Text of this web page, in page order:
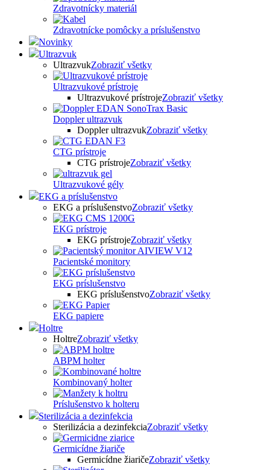
Zdravotnícky materiál
Zdravotnícke pomôcky a príslušenstvo
Novinky
Ultrazvuk
UltrazvukZobraziť všetky
Ultrazvukové prístroje
Ultrazvukové prístrojeZobraziť všetky
Doppler ultrazvuk
Doppler ultrazvukZobraziť všetky
CTG prístroje
CTG prístrojeZobraziť všetky
Ultrazvukové gély
EKG a príslušenstvo
EKG a príslušenstvoZobraziť všetky
EKG prístroje
EKG prístrojeZobraziť všetky
Pacientské monitory
EKG príslušenstvo
EKG príslušenstvoZobraziť všetky
EKG papiere
Holtre
HoltreZobraziť všetky
ABPM holter
Kombinovaný holter
Príslušenstvo k holteru
Sterilizácia a dezinfekcia
Sterilizácia a dezinfekciaZobraziť všetky
Germicídne žiariče
Germicídne žiaričeZobraziť všetky